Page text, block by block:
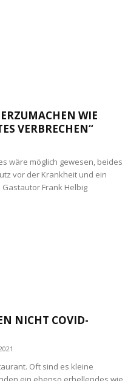
WIE
VERBRECHEN“
wäre möglich gewesen, beides
vor der Krankheit und ein
Frank Helbig
NICHT COVID-
Oft sind es kleine